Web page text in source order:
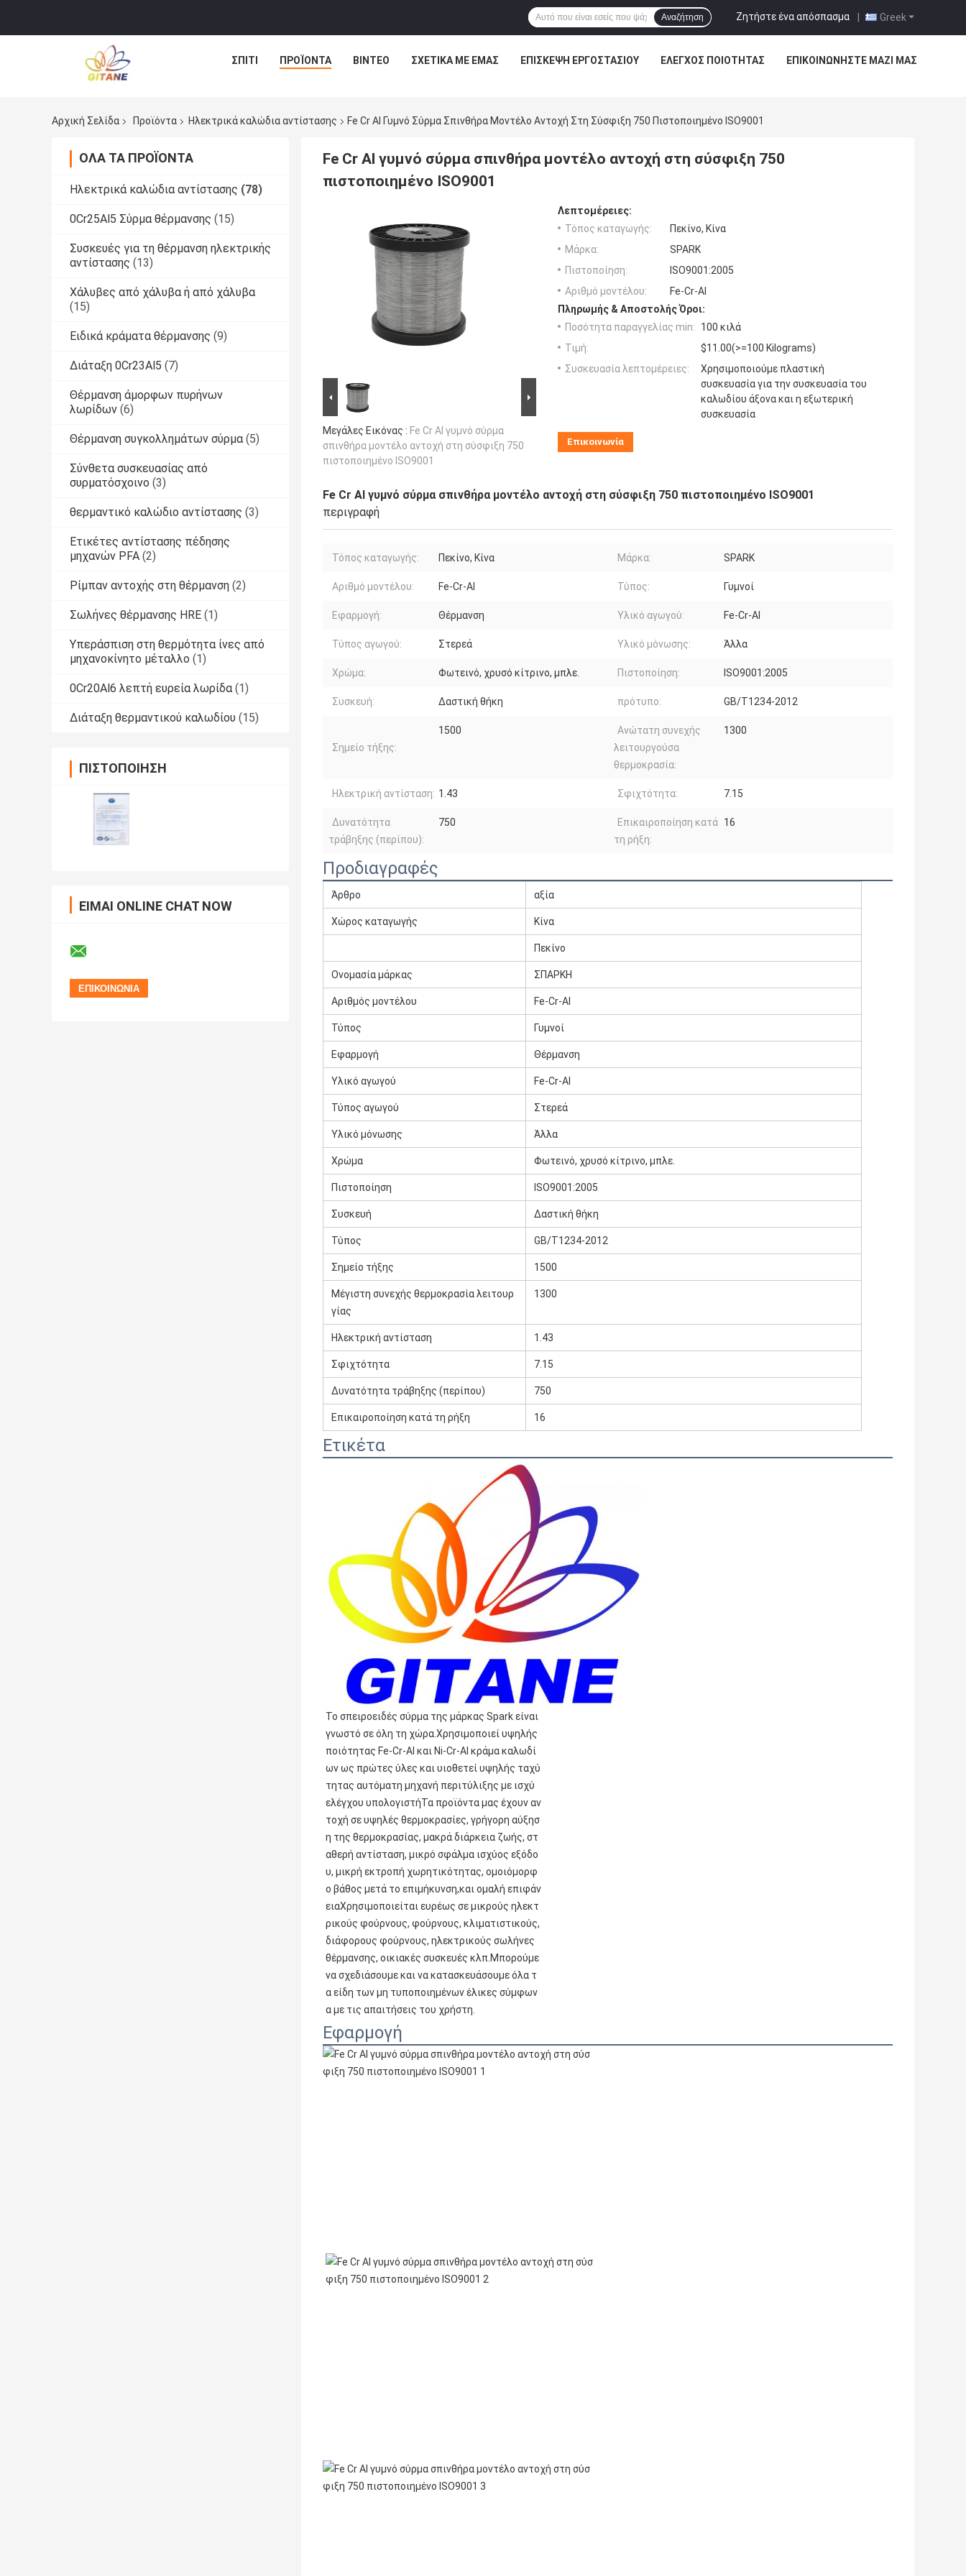
Greek
Ζητήστε ένα απόσπασμα |
Αναζήτηση
ΣΠΊΤΙ ΠΡΟΪΌΝΤΑ ΒΊΝΤΕΟ ΣΧΕΤΙΚΆ ΜΕ ΕΜΆΣ ΕΠΙΣΚΕΨΉ ΕΡΓΟΣΤΑΣΊΟΥ ΈΛΕΓΧΟΣ ΠΟΙΌΤΗΤΑΣ ΕΠΙΚΟΙΝΩΝΉΣΤΕ ΜΑΖΊ ΜΑΣ
Αρχική Σελίδα Προϊόντα Ηλεκτρικά καλώδια αντίστασης Fe Cr Al Γυμνό Σύρμα Σπινθήρα Μοντέλο Αντοχή Στη Σύσφιξη 750 Πιστοποιημένο ISO9001
ΌΛΑ ΤΑ ΠΡΟΪΌΝΤΑ
Ηλεκτρικά καλώδια αντίστασης (78)
0Cr25Al5 Σύρμα θέρμανσης (15)
Συσκευές για τη θέρμανση ηλεκτρικής
αντίστασης (13)
Χάλυβες από χάλυβα ή από χάλυβα
(15)
Ειδικά κράματα θέρμανσης (9)
Διάταξη 0Cr23Al5 (7)
Θέρμανση άμορφων πυρήνων
λωρίδων (6)
Θέρμανση συγκολλημάτων σύρμα (5)
Σύνθετα συσκευασίας από
συρματόσχοινο (3)
θερμαντικό καλώδιο αντίστασης (3)
Ετικέτες αντίστασης πέδησης
μηχανών PFA (2)
Ρίμπαν αντοχής στη θέρμανση (2)
Σωλήνες θέρμανσης HRE (1)
Υπεράσπιση στη θερμότητα ίνες από
μηχανοκίνητο μέταλλο (1)
0Cr20Al6 λεπτή ευρεία λωρίδα (1)
Διάταξη θερμαντικού καλωδίου (15)
ΠΙΣΤΟΠΟΊΗΣΗ
ΕΊΜΑΙ ONLINE CHAT NOW
Fe Cr Al γυμνό σύρμα σπινθήρα μοντέλο αντοχή στη σύσφιξη 750
πιστοποιημένο ISO9001
Μεγάλες Εικόνας : Fe Cr Al γυμνό σύρμα
σπινθήρα μοντέλο αντοχή στη σύσφιξη 750
πιστοποιημένο ISO9001
Λεπτομέρειες:
Τόπος καταγωγής:
Πεκίνο, Κίνα
Μάρκα:
SPARK
Πιστοποίηση:
ISO9001:2005
Αριθμό μοντέλου:
Fe-Cr-Al
Πληρωμής & Αποστολής Όροι:
Ποσότητα παραγγελίας min:
100 κιλά
Τιμή:
$11.00(>=100 Kilograms)
Συσκευασία λεπτομέρειες:
Χρησιμοποιούμε πλαστική
συσκευασία για την συσκευασία του
καλωδίου άξονα και η εξωτερική
συσκευασία
Επικοινωνία
Fe Cr Al γυμνό σύρμα σπινθήρα μοντέλο αντοχή στη σύσφιξη 750 πιστοποιημένο ISO9001
περιγραφή
Τόπος καταγωγής: Πεκίνο, Κίνα Μάρκα: SPARK
Αριθμό μοντέλου: Fe-Cr-Al Τύπος: Γυμνοί
Εφαρμογή: Θέρμανση Υλικό αγωγού: Fe-Cr-Al
Τύπος αγωγού: Στερεά Υλικό μόνωσης: Άλλα
Χρώμα: Φωτεινό, χρυσό κίτρινο, μπλε. Πιστοποίηση: ISO9001:2005
Συσκευή: Δαστική θήκη πρότυπο: GB/T1234-2012
Σημείο τήξης:
1500
Ανώτατη συνεχής
λειτουργούσα
θερμοκρασία:
1300
Ηλεκτρική αντίσταση: 1.43 Σφιχτότητα: 7.15
Δυνατότητα
τράβηξης (περίπου):
750
Επικαιροποίηση κατά
τη ρήξη:
16
Προδιαγραφές
Άρθρο αξία
Χώρος καταγωγής Κίνα
Πεκίνο
Ονομασία μάρκας ΣΠΑΡΚΗ
Αριθμός μοντέλου Fe-Cr-Al
Τύπος Γυμνοί
Εφαρμογή Θέρμανση
Υλικό αγωγού Fe-Cr-Al
Τύπος αγωγού Στερεά
Υλικό μόνωσης Άλλα
Χρώμα Φωτεινό, χρυσό κίτρινο, μπλε.
Πιστοποίηση ISO9001:2005
Συσκευή Δαστική θήκη
Τύπος GB/T1234-2012
Σημείο τήξης 1500
Μέγιστη συνεχής θερμοκρασία λειτουρ
γίας
1300
Ηλεκτρική αντίσταση 1.43
Σφιχτότητα 7.15
Δυνατότητα τράβηξης (περίπου) 750
Επικαιροποίηση κατά τη ρήξη 16
Ετικέτα
Το σπειροειδές σύρμα της μάρκας Spark είναι
γνωστό σε όλη τη χώρα.Χρησιμοποιεί υψηλής
ποιότητας Fe-Cr-Al και Ni-Cr-Al κράμα καλωδί
ων ως πρώτες ύλες και υιοθετεί υψηλής ταχύ
τητας αυτόματη μηχανή περιτύλιξης με ισχύ
ελέγχου υπολογιστήΤα προϊόντα μας έχουν αν
τοχή σε υψηλές θερμοκρασίες, γρήγορη αύξησ
η της θερμοκρασίας, μακρά διάρκεια ζωής, στ
αθερή αντίσταση, μικρό σφάλμα ισχύος εξόδο
υ, μικρή εκτροπή χωρητικότητας, ομοιόμορφ
ο βάθος μετά το επιμήκυνση,και ομαλή επιφάν
ειαΧρησιμοποιείται ευρέως σε μικρούς ηλεκτ
ρικούς φούρνους, φούρνους, κλιματιστικούς,
διάφορους φούρνους, ηλεκτρικούς σωλήνες
θέρμανσης, οικιακές συσκευές κλπ.Μπορούμε
να σχεδιάσουμε και να κατασκευάσουμε όλα τ
α είδη των μη τυποποιημένων έλικες σύμφων
α με τις απαιτήσεις του χρήστη.
Εφαρμογή